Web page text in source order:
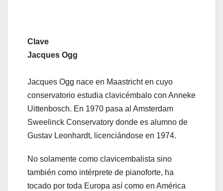
Clave
Jacques Ogg
Jacques Ogg nace en Maastricht en cuyo
conservatorio estudia clavicémbalo con Anneke
Uittenbosch. En 1970 pasa al Amsterdam
Sweelinck Conservatory donde es alumno de
Gustav Leonhardt, licenciándose en 1974.
No solamente como clavicembalista sino
también como intérprete de pianoforte, ha
tocado por toda Europa así como en América